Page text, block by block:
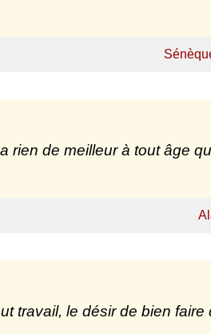
rien de meilleur à tout âge
travail, le désir de bien faire